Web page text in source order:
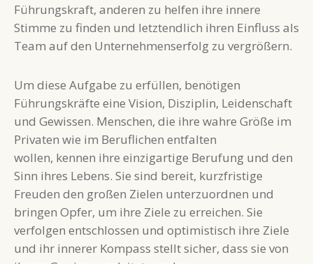
Führungskraft, anderen zu helfen ihre innere
Stimme zu finden und letztendlich ihren Einfluss als
Team auf den Unternehmenserfolg zu vergrößern.
Um diese Aufgabe zu erfüllen, benötigen
Führungskräfte eine Vision, Disziplin, Leidenschaft
und Gewissen. Menschen, die ihre wahre Größe im
Privaten wie im Beruflichen entfalten
wollen, kennen ihre einzigartige Berufung und den
Sinn ihres Lebens. Sie sind bereit, kurzfristige
Freuden den großen Zielen unterzuordnen und
bringen Opfer, um ihre Ziele zu erreichen. Sie
verfolgen entschlossen und optimistisch ihre Ziele
und ihr innerer Kompass stellt sicher, dass sie von